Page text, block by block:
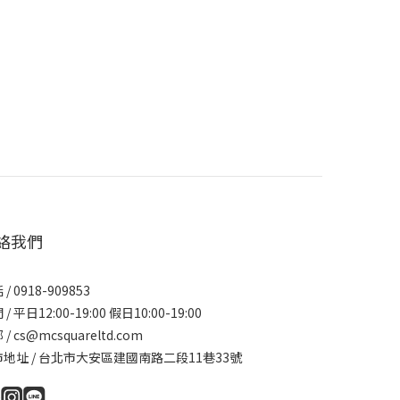
我們
/ 0918-909853
/ 平日12:00-19:00 假日10:00-19:00
/ cs@mcsquareltd.com
地址 / 台北市大安區建國南路二段11巷33號